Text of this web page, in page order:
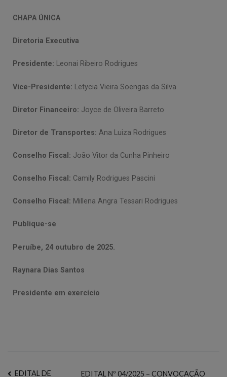
CHAPA ÚNICA
Diretoria Executiva
Presidente: Leonai Ribeiro Rodrigues
Vice-Presidente: Letycia Vieira Soengas da Silva
Diretor Financeiro: Joyce de Oliveira Barreto
Diretor de Transportes: Ana Luiza Rodrigues
Conselho Fiscal: João Vitor da Cunha Pinheiro
Conselho Fiscal: Camily Rodrigues Pascini
Conselho Fiscal: Millena Angra Tessari Rodrigues
Publique-se
Peruíbe, 24 outubro de 2025.
Raynara Dias Santos
Presidente em exercício
EDITAL DE
EDITAL Nº 04/2025 – CONVOCAÇÃO